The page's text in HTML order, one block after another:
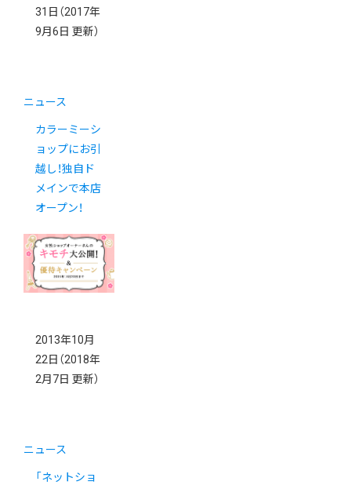
31日 （2017年
9月6日 更新）
ニュース
カラーミーシ
ョップにお引
越し！独自ド
メインで本店
オープン！
2013年10月
22日 （2018年
2月7日 更新）
ニュース
「ネットショ